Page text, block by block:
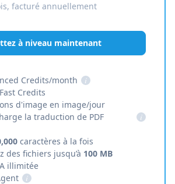
facturé annuellement
à niveau maintenant
Credits/month
i
Fast Credits
d'image en image/jour
la traduction de PDF
i
caractères à la fois
des fichiers jusqu’à 100 MB
illimitée
i